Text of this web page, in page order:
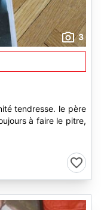
3
tendresse. le père
à faire le pitre,